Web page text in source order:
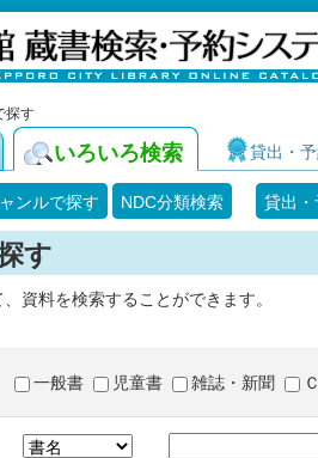
探す
いろいろ検索 貸出・
ンルで探す NDC分類検索 貸出
す
資料を検索することができます。
一般書 児童書 雑誌・新聞